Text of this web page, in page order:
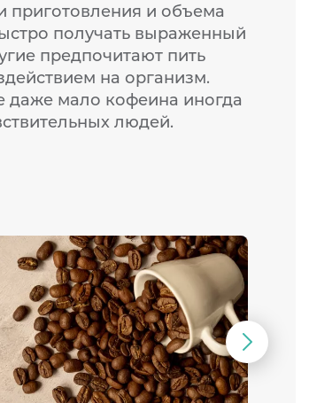
приготовления и объема
получать выраженный
предпочитают пить
на организм.
даже мало кофеина иногда
людей.
слайд